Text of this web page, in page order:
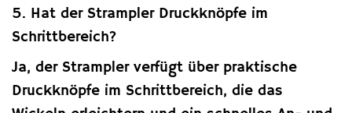
5. Hat der Strampler Druckknöpfe im
Schrittbereich?
Ja, der Strampler verfügt über praktische
Druckknöpfe im Schrittbereich, die das